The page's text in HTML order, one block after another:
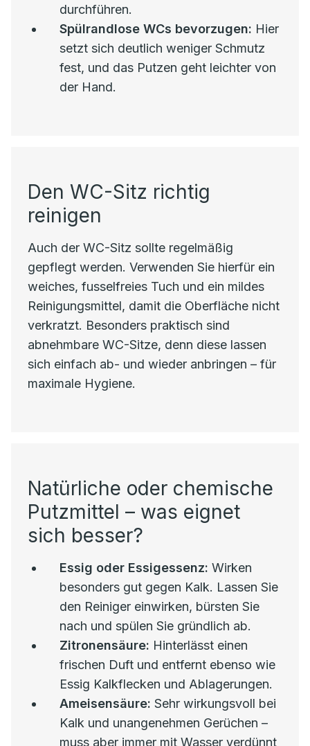
durchführen.
Spülrandlose WCs bevorzugen: Hier
setzt sich deutlich weniger Schmutz
fest, und das Putzen geht leichter von
der Hand.
Den WC-Sitz richtig
reinigen
Auch der WC-Sitz sollte regelmäßig
gepflegt werden. Verwenden Sie hierfür ein
weiches, fusselfreies Tuch und ein mildes
Reinigungsmittel, damit die Oberfläche nicht
verkratzt. Besonders praktisch sind
abnehmbare WC-Sitze, denn diese lassen
sich einfach ab- und wieder anbringen – für
maximale Hygiene.
Natürliche oder chemische
Putzmittel – was eignet
sich besser?
Essig oder Essigessenz: Wirken
besonders gut gegen Kalk. Lassen Sie
den Reiniger einwirken, bürsten Sie
nach und spülen Sie gründlich ab.
Zitronensäure: Hinterlässt einen
frischen Duft und entfernt ebenso wie
Essig Kalkflecken und Ablagerungen.
Ameisensäure: Sehr wirkungsvoll bei
Kalk und unangenehmen Gerüchen –
muss aber immer mit Wasser verdünnt